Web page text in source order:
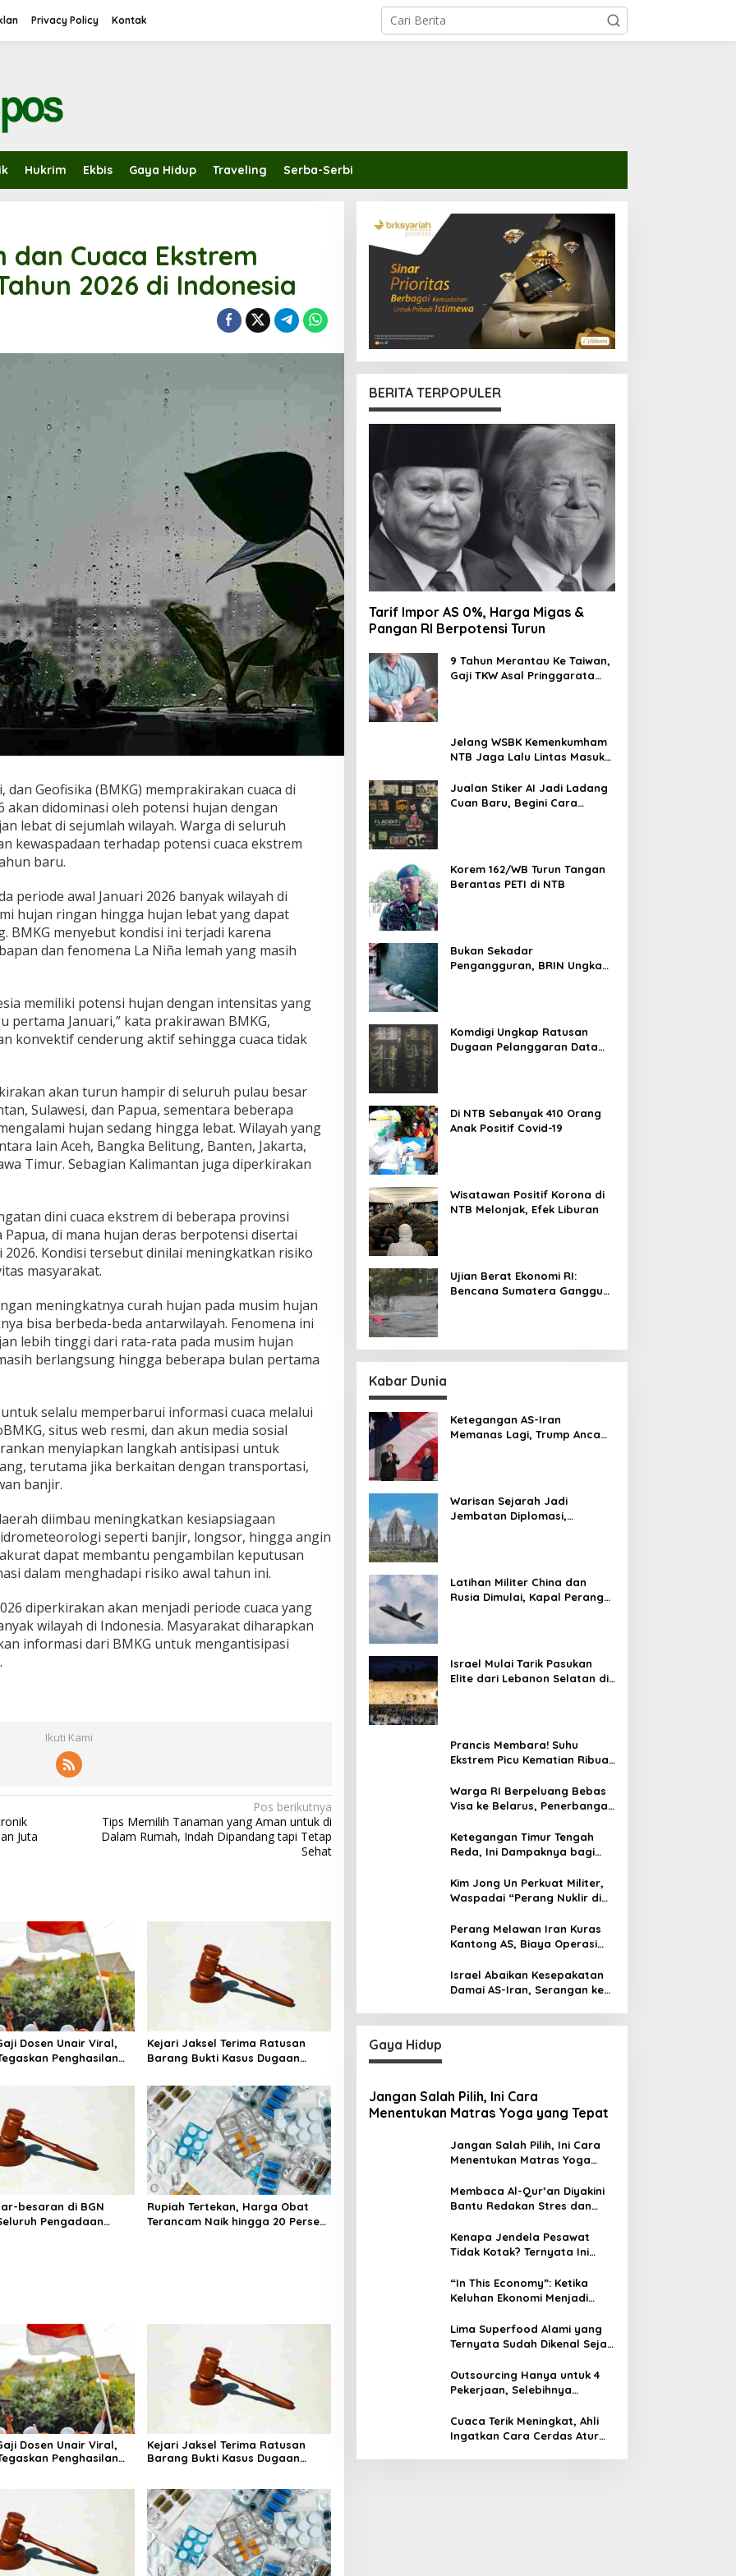
Privacy Policy Kontak
Hukrim Ekbis Gaya Hidup Traveling Serba-Serbi
dan Cuaca Ekstrem
2026 di Indonesia
Geofisika (BMKG) memprakirakan cuaca di
akan didominasi oleh potensi hujan dengan
lebat di sejumlah wilayah. Warga di seluruh
kewaspadaan terhadap potensi cuaca ekstrem
baru.
periode awal Januari 2026 banyak wilayah di
hujan ringan hingga hujan lebat yang dapat
BMKG menyebut kondisi ini terjadi karena
dan fenomena La Niña lemah yang masih
memiliki potensi hujan dengan intensitas yang
pertama Januari,” kata prakirawan BMKG,
konvektif cenderung aktif sehingga cuaca tidak
akan turun hampir di seluruh pulau besar
Sulawesi, dan Papua, sementara beberapa
hujan sedang hingga lebat. Wilayah yang
lain Aceh, Bangka Belitung, Banten, Jakarta,
Timur. Sebagian Kalimantan juga diperkirakan
dini cuaca ekstrem di beberapa provinsi
di mana hujan deras berpotensi disertai
Kondisi tersebut dinilai meningkatkan risiko
masyarakat.
meningkatnya curah hujan pada musim hujan
bisa berbeda-beda antarwilayah. Fenomena ini
lebih tinggi dari rata-rata pada musim hujan
berlangsung hingga beberapa bulan pertama
selalu memperbarui informasi cuaca melalui
situs web resmi, dan akun media sosial
menyiapkan langkah antisipasi untuk
terutama jika berkaitan dengan transportasi,
banjir.
diimbau meningkatkan kesiapsiagaan
seperti banjir, longsor, hingga angin
dapat membantu pengambilan keputusan
dalam menghadapi risiko awal tahun ini.
diperkirakan akan menjadi periode cuaca yang
wilayah di Indonesia. Masyarakat diharapkan
informasi dari BMKG untuk mengantisipasi
Ikuti Kami
Juta
Pos berikutnya
Tips Memilih Tanaman yang Aman untuk di
Dalam Rumah, Indah Dipandang tapi Tetap
Sehat
Dosen Unair Viral,
Penghasilan
Kejari Jaksel Terima Ratusan
Barang Bukti Kasus Dugaan
besaran di BGN
Pengadaan
Rupiah Tertekan, Harga Obat
Terancam Naik hingga 20 Persen,
Dosen Unair Viral,
Penghasilan
Kejari Jaksel Terima Ratusan
Barang Bukti Kasus Dugaan
BERITA TERPOPULER
Tarif Impor AS 0%, Harga Migas &
Pangan RI Berpotensi Turun
9 Tahun Merantau Ke Taiwan,
Gaji TKW Asal Pringgarata
Jelang WSBK Kemenkumham
NTB Jaga Lalu Lintas Masuk
Jualan Stiker AI Jadi Ladang
Cuan Baru, Begini Cara
Korem 162/WB Turun Tangan
Berantas PETI di NTB
Bukan Sekadar
Pengangguran, BRIN Ungkap
Komdigi Ungkap Ratusan
Dugaan Pelanggaran Data
Di NTB Sebanyak 410 Orang
Anak Positif Covid-19
Wisatawan Positif Korona di
NTB Melonjak, Efek Liburan
Ujian Berat Ekonomi RI:
Bencana Sumatera Ganggu
Kabar Dunia
Ketegangan AS-Iran
Memanas Lagi, Trump Ancam
Warisan Sejarah Jadi
Jembatan Diplomasi,
Latihan Militer China dan
Rusia Dimulai, Kapal Perang
Israel Mulai Tarik Pasukan
Elite dari Lebanon Selatan di
Prancis Membara! Suhu
Ekstrem Picu Kematian Ribuan
Warga RI Berpeluang Bebas
Visa ke Belarus, Penerbangan
Ketegangan Timur Tengah
Reda, Ini Dampaknya bagi
Kim Jong Un Perkuat Militer,
Waspadai “Perang Nuklir di
Perang Melawan Iran Kuras
Kantong AS, Biaya Operasi
Israel Abaikan Kesepakatan
Damai AS-Iran, Serangan ke
Gaya Hidup
Jangan Salah Pilih, Ini Cara
Menentukan Matras Yoga yang Tepat
Jangan Salah Pilih, Ini Cara
Menentukan Matras Yoga
Membaca Al-Qur’an Diyakini
Bantu Redakan Stres dan
Kenapa Jendela Pesawat
Tidak Kotak? Ternyata Ini
“In This Economy”: Ketika
Keluhan Ekonomi Menjadi
Memandangnya?
Lima Superfood Alami yang
Ternyata Sudah Dikenal Sejak
Ditemukan dan Kaya Manfaat
Outsourcing Hanya untuk 4
Pekerjaan, Selebihnya
Cuaca Terik Meningkat, Ahli
Ingatkan Cara Cerdas Atur